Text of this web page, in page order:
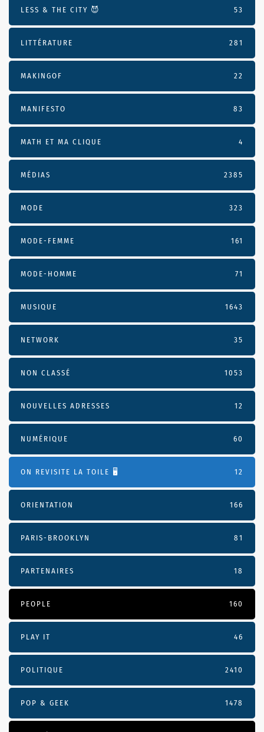
LESS & THE CITY 😈 53
LITTÉRATURE 281
MAKINGOF 22
MANIFESTO 83
MATH ET MA CLIQUE 4
MÉDIAS 2385
MODE 323
MODE-FEMME 161
MODE-HOMME 71
MUSIQUE 1643
NETWORK 35
NON CLASSÉ 1053
NOUVELLES ADRESSES 12
NUMÉRIQUE 60
ON REVISITE LA TOILE 🖥️ 12
ORIENTATION 166
PARIS-BROOKLYN 81
PARTENAIRES 18
PEOPLE 160
PLAY IT 46
POLITIQUE 2410
POP & GEEK 1478